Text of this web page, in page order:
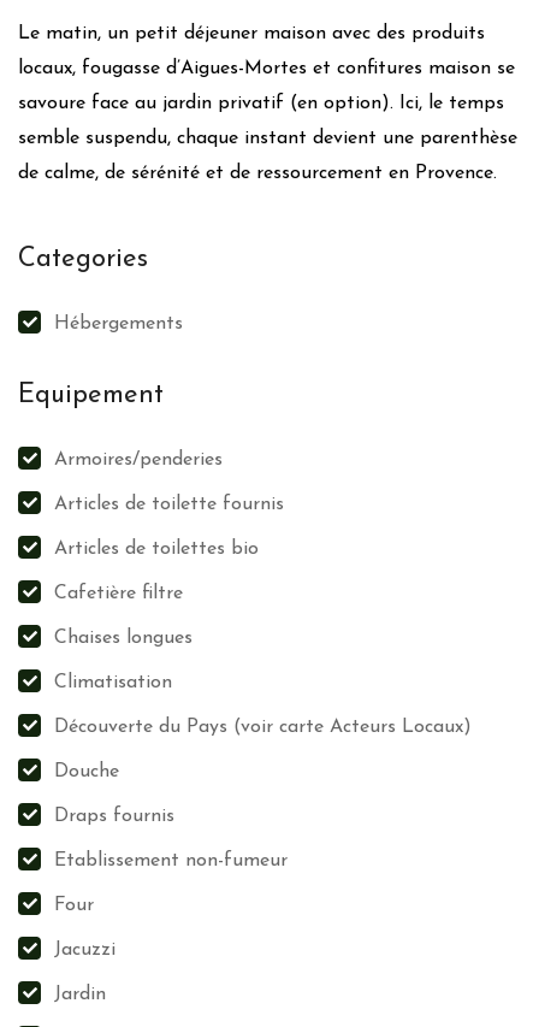
Produits locaux bio
Alimentation Vegan
Alimentation végétarienne
Utilisation de récipients réutilisables
Bannissement des plastiques jetables
Navette entre la gare et l’hébergement
Hébergement accessible sans voiture
Douchette/Mousseur d’économie d’eau
Piscine couverte anti-évaporation
Gestion des déchets
Tri papier
Verre
Métaux
Bouchons
Bois
Ampoules
Fibres - vêtements
Compost-LombriCompostage-Digesteur
Recyclage ou dons
Le matin, un petit déjeuner maison avec des produits
locaux, fougasse d’Aigues-Mortes et confitures maison se
savoure face au jardin privatif (en option). Ici, le temps
semble suspendu, chaque instant devient une parenthèse
de calme, de sérénité et de ressourcement en Provence.
Categories
Hébergements
Equipement
Armoires/penderies
Articles de toilette fournis
Articles de toilettes bio
Cafetière filtre
Chaises longues
Climatisation
Découverte du Pays (voir carte Acteurs Locaux)
Douche
Draps fournis
Etablissement non-fumeur
Four
Jacuzzi
Jardin